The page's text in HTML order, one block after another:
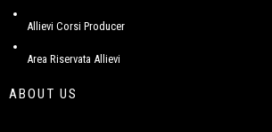
Allievi Corsi Producer
Area Riservata Allievi
ABOUT US